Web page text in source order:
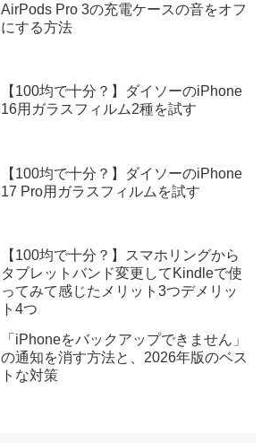
AirPods Pro 3の充電ケースの音をオフ
にする方法
【100均で十分？】ダイソーのiPhone
16用ガラスフィルム2種を試す
【100均で十分？】ダイソーのiPhone
17 Pro用ガラスフィルムを試す
【100均で十分？】スマホリングから
タブレットバンド変更してKindleで使
ってみて感じたメリット3つデメリッ
ト4つ
「iPhoneをバックアップできません」
の通知を消す方法と、2026年版のベス
トな対策